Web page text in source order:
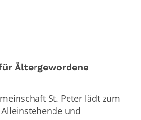
Ältergewordene
St. Peter lädt zum
und